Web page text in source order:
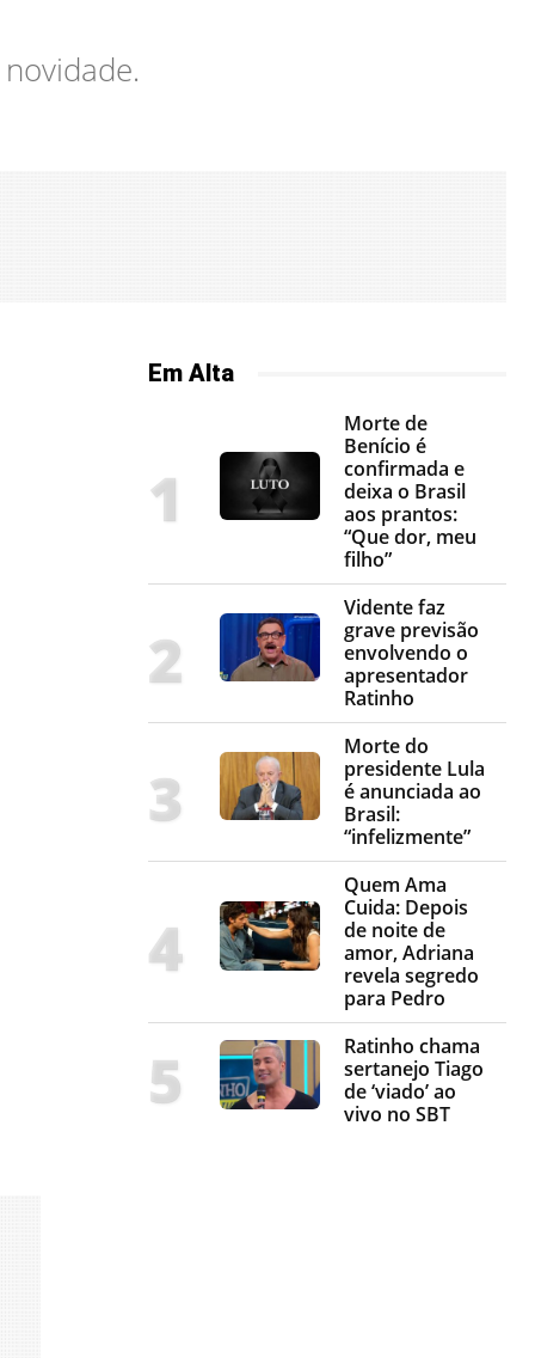
Em Alta
Morte de
Benício é
confirmada e
deixa o Brasil
aos prantos:
“Que dor, meu
filho”
Vidente faz
grave previsão
envolvendo o
apresentador
Ratinho
Morte do
presidente Lula
é anunciada ao
Brasil:
“infelizmente”
Quem Ama
Cuida: Depois
de noite de
amor, Adriana
revela segredo
para Pedro
Ratinho chama
sertanejo Tiago
de ‘viado’ ao
vivo no SBT